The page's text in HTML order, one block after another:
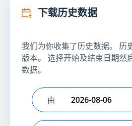
下载历史数据
我们为你收集了历史数据。 历
版本。 选择开始及结束日期然
数据。
选择开始日期
由